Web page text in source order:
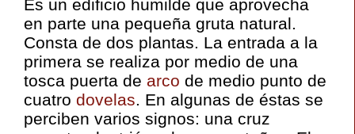
Es un edificio humilde que aprovecha
en parte una pequeña gruta natural.
Consta de dos plantas. La entrada a la
primera se realiza por medio de una
tosca puerta de arco de medio punto de
cuatro dovelas. En algunas de éstas se
perciben varios signos: una cruz